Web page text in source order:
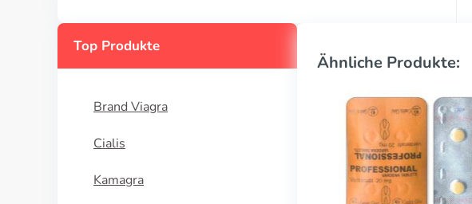
Top Produkte
Brand Viagra
Cialis
Kamagra
Ähnliche Produkte: